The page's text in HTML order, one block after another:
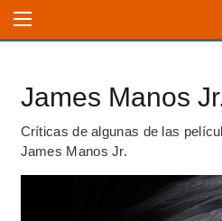
James Manos
Críticas de algunas de las
James Manos Jr.